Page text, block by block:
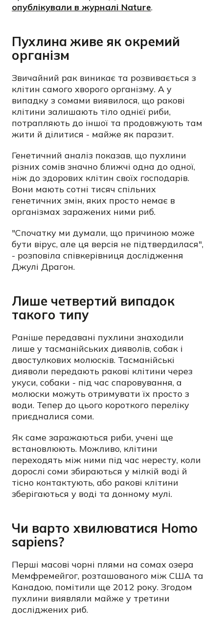
опублікували в журналі Nature.
Пухлина живе як окремий
організм
Звичайний рак виникає та розвивається з
клітин самого хворого організму. А у
випадку з сомами виявилося, що ракові
клітини залишають тіло однієї риби,
потрапляють до іншої та продовжують там
жити й ділитися - майже як паразит.
Генетичний аналіз показав, що пухлини
різних сомів значно ближчі одна до одної,
ніж до здорових клітин своїх господарів.
Вони мають сотні тисяч спільних
генетичних змін, яких просто немає в
організмах заражених ними риб.
"Спочатку ми думали, що причиною може
бути вірус, але ця версія не підтвердилася",
- розповіла співкерівниця дослідження
Джулі Драгон.
Лише четвертий випадок
такого типу
Раніше передавані пухлини знаходили
лише у тасманійських дияволів, собак і
двостулкових молюсків. Тасманійські
дияволи передають ракові клітини через
укуси, собаки - під час спаровування, а
молюски можуть отримувати їх просто з
води. Тепер до цього короткого переліку
приєдналися соми.
Як саме заражаються риби, учені ще
встановлюють. Можливо, клітини
переходять між ними під час нересту, коли
дорослі соми збираються у мілкій воді й
тісно контактують, або ракові клітини
зберігаються у воді та донному мулі.
Чи варто хвилюватися Homo
sapiens?
Перші масові чорні плями на сомах озера
Мемфремейгог, розташованого між США та
Канадою, помітили ще 2012 року. Згодом
пухлини виявляли майже у третини
досліджених риб.